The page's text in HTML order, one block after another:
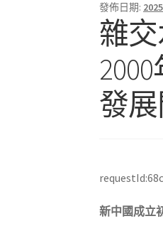
發佈日期:
雜
發
新中國成立